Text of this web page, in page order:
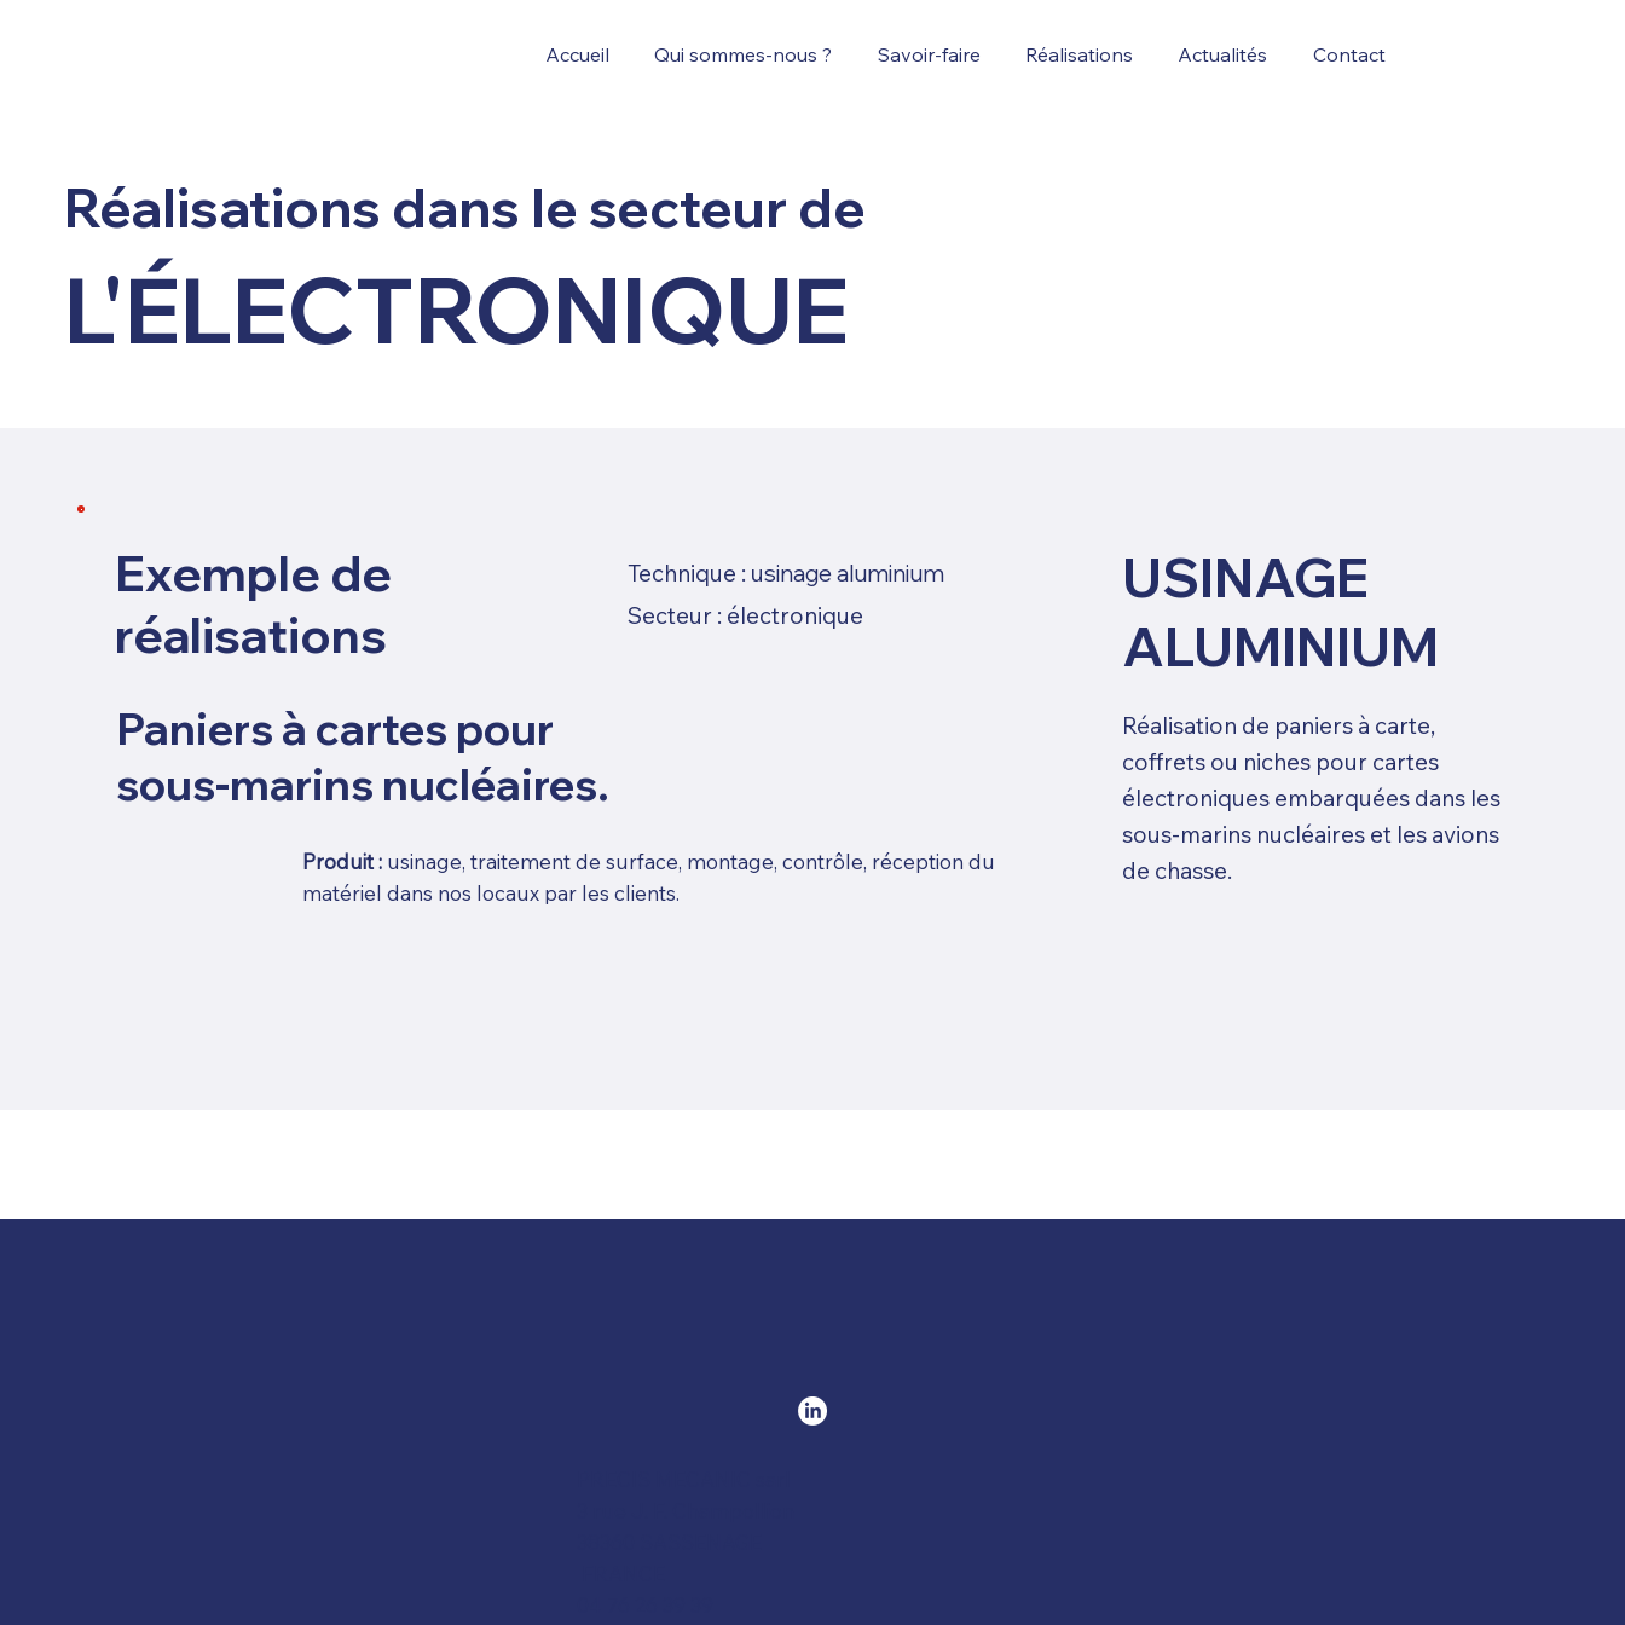
Accueil Qui sommes-nous ? Savoir-faire Réalisations Actualités Contact
Réalisations dans le secteur de
L'ÉLECTRONIQUE
Exemple de
réalisations
Technique : usinage aluminium
Secteur : électronique
Paniers à cartes pour
sous-marins nucléaires.
Produit : usinage, traitement de surface, montage, contrôle, réception du
matériel dans nos locaux par les clients.
USINAGE
ALUMINIUM
Réalisation de paniers à carte,
coffrets ou niches pour cartes
électroniques embarquées dans les
sous-marins nucléaires et les avions
de chasse.